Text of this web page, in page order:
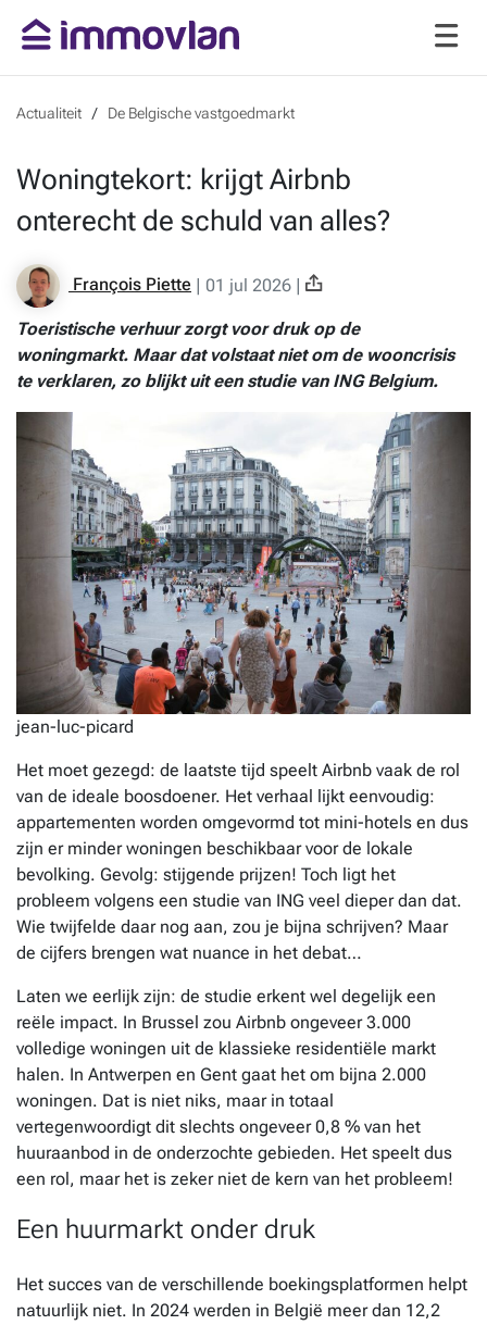
Actualiteit De Belgische vastgoedmarkt
Woningtekort: krijgt Airbnb
onterecht de schuld van alles?
François Piette | 01 jul 2026 |
Toeristische verhuur zorgt voor druk op de
woningmarkt. Maar dat volstaat niet om de wooncrisis
te verklaren, zo blijkt uit een studie van ING Belgium.
jean-luc-picard
Het moet gezegd: de laatste tijd speelt Airbnb vaak de rol
van de ideale boosdoener. Het verhaal lijkt eenvoudig:
appartementen worden omgevormd tot mini-hotels en dus
zijn er minder woningen beschikbaar voor de lokale
bevolking. Gevolg: stijgende prijzen! Toch ligt het
probleem volgens een studie van ING veel dieper dan dat.
Wie twijfelde daar nog aan, zou je bijna schrijven? Maar
de cijfers brengen wat nuance in het debat…
Laten we eerlijk zijn: de studie erkent wel degelijk een
reële impact. In Brussel zou Airbnb ongeveer 3.000
volledige woningen uit de klassieke residentiële markt
halen. In Antwerpen en Gent gaat het om bijna 2.000
woningen. Dat is niet niks, maar in totaal
vertegenwoordigt dit slechts ongeveer 0,8 % van het
huuraanbod in de onderzochte gebieden. Het speelt dus
een rol, maar het is zeker niet de kern van het probleem!
Een huurmarkt onder druk
Het succes van de verschillende boekingsplatformen helpt
natuurlijk niet. In 2024 werden in België meer dan 12,2